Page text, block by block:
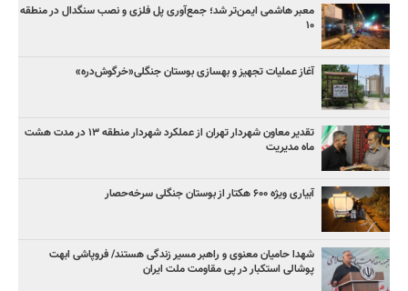
معبر هاشمی ایمن‌تر شد؛ جمع‌آوری پل فلزی و نصب سنگدال در منطقه
۱۰
آغاز عملیات تجهیز و بهسازی بوستان جنگلی«خرگوش‌دره»
تقدیر معاون شهردار تهران از عملکرد شهردار منطقه ۱۳ در مدت هشت
ماه مدیریت
آبیاری ویژه ۶۰۰ هکتار از بوستان جنگلی سرخه‌حصار
شهدا حامیان معنوی و راهبر مسیر زندگی هستند/ فروپاشی ابهت
پوشالی استکبار در پی مقاومت ملت ایران